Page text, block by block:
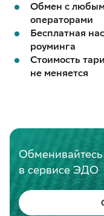
Обмен с
операторами
Бесплатная
роуминга
Стоимость
не меняется
в сервисе ЭДО